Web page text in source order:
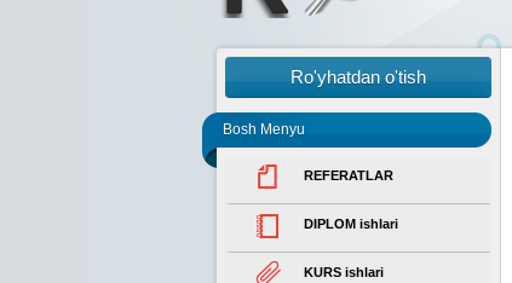
Ro'yhatdan o'tish
Bosh Menyu
REFERATLAR
DIPLOM ishlari
KURS ishlari